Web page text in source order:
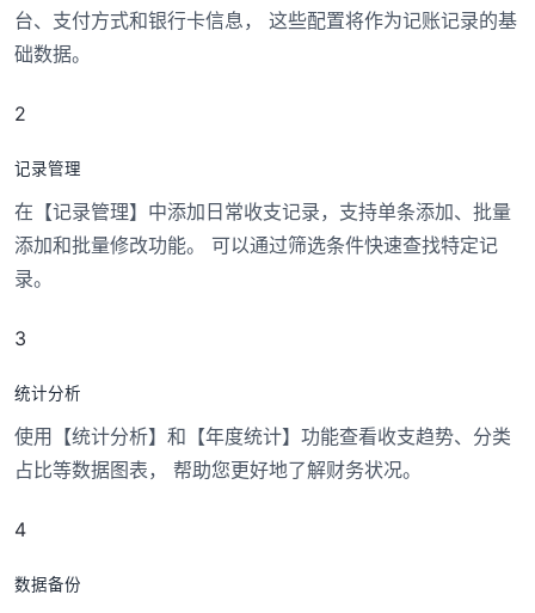
台、支付方式和银行卡信息， 这些配置将作为记账记录的基
础数据。
2
记录管理
在【记录管理】中添加日常收支记录，支持单条添加、批量
添加和批量修改功能。 可以通过筛选条件快速查找特定记
录。
3
统计分析
使用【统计分析】和【年度统计】功能查看收支趋势、分类
占比等数据图表， 帮助您更好地了解财务状况。
4
数据备份